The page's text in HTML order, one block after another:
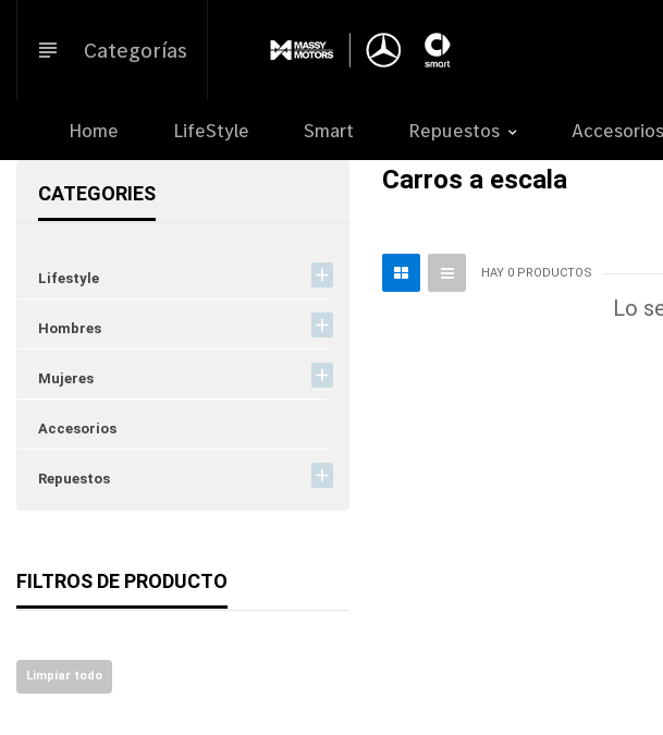
directamenteCategorías
Home LifeStyle Smart Repuestos Accesorios
CATEGORIES
Lifestyle
Hombres
Mujeres
Accesorios
Repuestos
FILTROS DE PRODUCTO
Limpiar todo
Carros a escala
HAY 0 PRODUCTOS
Lo